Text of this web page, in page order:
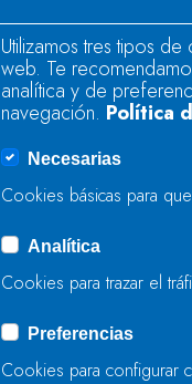
Anuncio de
de consulta
inundación de la
ciclo), de
Procedimiento
Utilizamos tres tipos
web. Te
analítica y de
navegación. Política
Necesarias
Cookies básicas para
Analítica
Cookies para trazar el
Preferencias
Cookies para configurar